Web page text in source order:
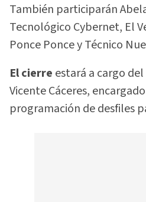
También participarán
Tecnológico Cybernet, El
Ponce Ponce y Técnico
El cierre estará a cargo
Vicente Cáceres,
programación de desfiles